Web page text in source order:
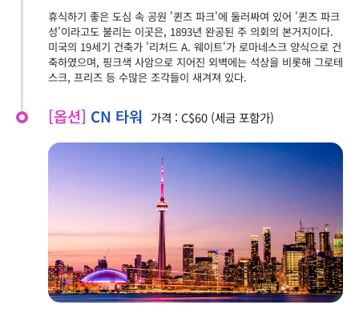
휴식하기 좋은 도심 속 공원 '퀸즈 파크'에 둘러싸여 있어 '퀸즈 파크
성'이라고도 불리는 이곳은, 1893년 완공된 주 의회의 본거지이다.
미국의 19세기 건축가 '리처드 A. 웨이트'가 로마네스크 양식으로 건
축하였으며, 핑크색 사암으로 지어진 외벽에는 석상을 비롯해 그로테
스크, 프리즈 등 수많은 조각들이 새겨져 있다.
[옵션] CN 타워 가격 : C$60 (세금 포함가)